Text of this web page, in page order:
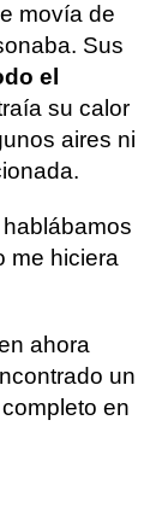
movía de
Sus
el
su calor
aires ni
hablábamos
me hiciera
ahora
un
en